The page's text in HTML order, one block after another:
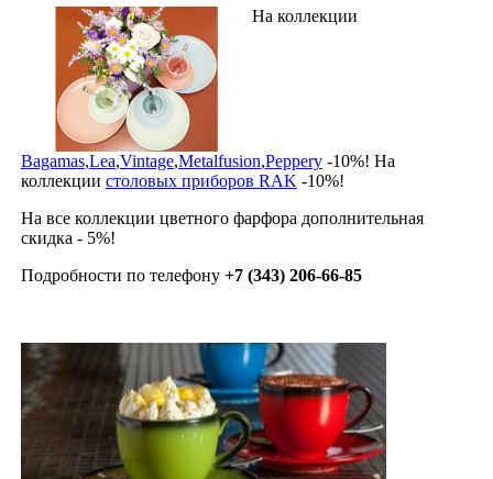
На коллекции
Bagamas,Lea,Vintage,Metalfusion,Peppery-10%! На
коллекции столовых приборов RAK -10%!
На все коллекции цветного фарфора дополнительная
скидка - 5%!
Подробности по телефону +7 (343) 206-66-85